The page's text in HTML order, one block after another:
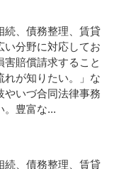
続、債務整理、賃貸
い分野に対応してお
害賠償請求すること
れが知りたい。」な
やいづ合同法律事務
。豊富な...
続、債務整理、賃貸